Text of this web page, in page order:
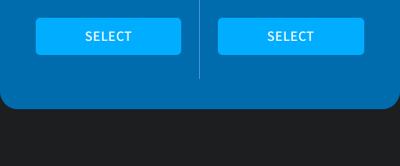
SELECT SELECT